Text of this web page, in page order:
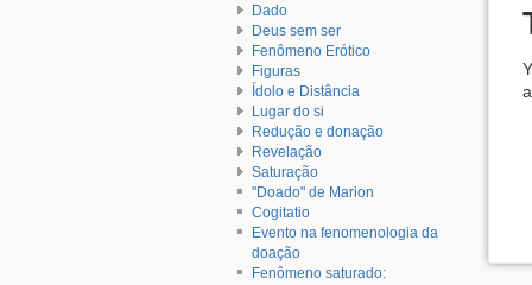
Dado
Deus sem ser
Fenômeno Erótico
Figuras
Ídolo e Distância
Lugar do si
Redução e donação
Revelação
Saturação
"Doado" de Marion
Cogitatio
Evento na fenomenologia da
doação
Fenômeno saturado: